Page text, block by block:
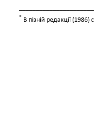
* В пізній редакції